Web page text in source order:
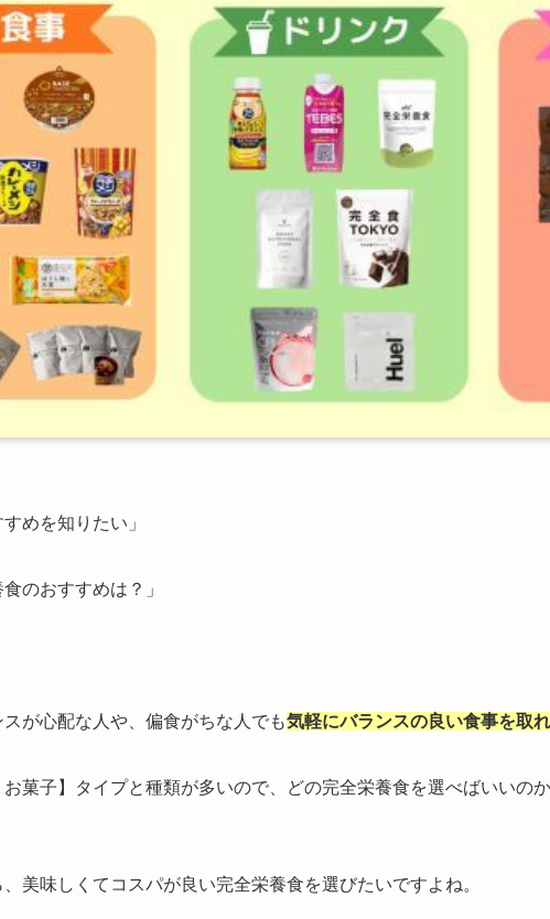
めを知りたい」
のおすすめは？」
が心配な人や、偏食がちな人でも気軽にバランスの良い食事を取
お菓子】タイプと種類が多いので、どの完全栄養食を選べばいいの
美味しくてコスパが良い完全栄養食を選びたいですよね。